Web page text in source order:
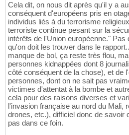
Cela dit, on nous dit après qu'il y a
conséquent d'européens pris en
individus liés à du terrorisme
terroriste continue pesant sur la
intérêts de l'Union européenne."
qu'on doit les trouver dans le
manque de bol, ça reste très flou,
personnes kidnappées dont 8
côté conséquent de la chose), et de
personnes, dont on ne sait pas
victimes d'attentat à la bombe et
cela pour des raisons diverses et
l'invasion française au nord du Mali,
drones, etc.), difficiel donc de savoir
pas dans ce foin.